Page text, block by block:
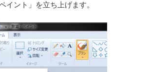
イント」を立ち上げます。